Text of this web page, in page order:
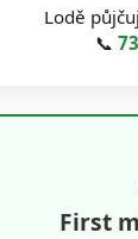
Lodě
📞
First